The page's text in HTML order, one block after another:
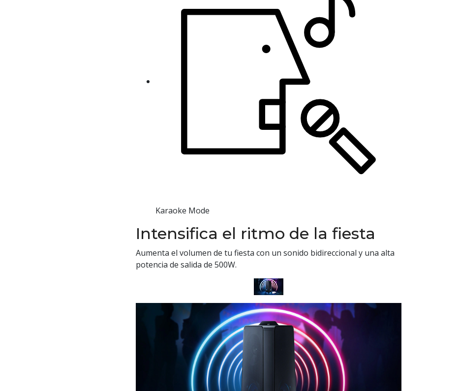
Karaoke Mode
Intensifica el ritmo de la fiesta
Aumenta el volumen de tu fiesta con un sonido bidireccional y una alta
potencia de salida de 500W.